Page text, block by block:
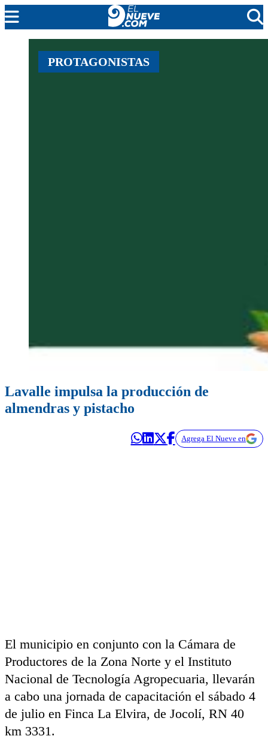
MENDOZA
CADA DÍA
PROTAGONISTAS
Lavalle impulsa la producción de
almendras y pistacho
Agrega El Nueve en
El municipio en conjunto con la Cámara de
Productores de la Zona Norte y el Instituto
Nacional de Tecnología Agropecuaria, llevarán
a cabo una jornada de capacitación el sábado 4
de julio en Finca La Elvira, de Jocolí, RN 40
km 3331.